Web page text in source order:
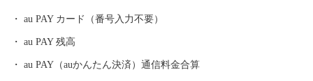
す。ぜひ、この機会に出雲市への温かいご支援をよろしくお願い
いたします。
au PAY カード（番号入力不要）
au PAY 残高
au PAY（auかんたん決済）通信料金合算